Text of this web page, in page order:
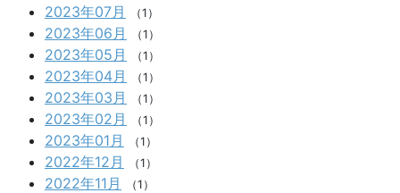
2023年07月 （1）
2023年06月 （1）
2023年05月 （1）
2023年04月 （1）
2023年03月 （1）
2023年02月 （1）
2023年01月 （1）
2022年12月 （1）
2022年11月 （1）